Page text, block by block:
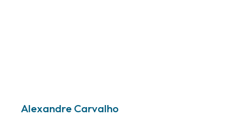
Alexandre Carvalho